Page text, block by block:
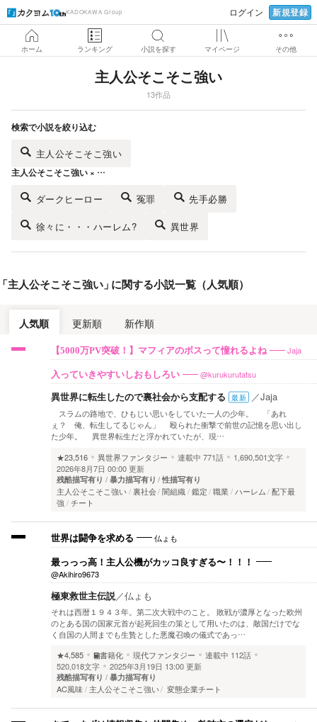
KADOKAWA Group ログイン 新規登録
ホーム ランキング 小説を探す マイページ その他
主人公そこそこ強い
13作品
検索で小説を絞り込む
主人公そこそこ強い
主人公そこそこ強い × …
ダークヒーロー 冤罪 先手必勝
徐々に・・・ハーレム? 異世界
主人公そこそこ強い 」に関する小説一覧（人気順）
人気順 更新順 新作順
【5000万PV突破！】マフィアのボスって憧れるよね Jaja
入っていきやすいしおもしろい @kurukurutatsu
異世界に転生したので裏社会から支配する 最新 ／Jaja
スラムの路地で、ひもじい思いをしていた一人の少年。 「あれ
ぇ？ 俺、転生してるじゃん」 殴られた衝撃で前世の記憶を思い出し
た少年。 異世界転生だと浮かれていたが、現…
★23,516
異世界ファンタジー 連載中 771話
1,690,501文字
2026年8月7日 00:00 更新
残酷描写有り 暴力描写有り 性描写有り
主人公そこそこ強い 裏社会 闇組織 鑑定 職業 ハーレム 配下最
強 チート
世界は闘争を求める 仏ょも
最っっっ高！主人公機がカッコ良すぎる〜！！！
@Akihiro9673
極東救世主伝説／仏ょも
それは西暦１９４３年。第二次大戦中のこと。 敗戦が濃厚となった欧州
のとある国の国家元首が起死回生の策として用いたのは、敵国だけでな
く自国の人間までも生贄とした悪魔召喚の儀式であっ…
★4,585
書籍化 現代ファンタジー 連載中 112話
520,018文字
2025年3月19日 13:00 更新
残酷描写有り 暴力描写有り
AC風味 主人公そこそこ強い 変態企業チート